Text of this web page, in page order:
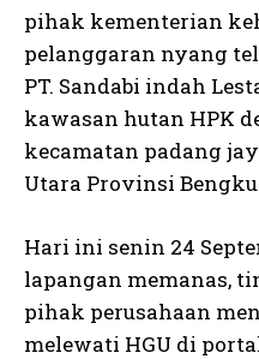
pihak kementerian
pelanggaran nyang
PT. Sandabi indah
kawasan hutan HPK
kecamatan padang
Utara Provinsi
Hari ini senin 24
lapangan memanas,
pihak perusahaan
melewati HGU di